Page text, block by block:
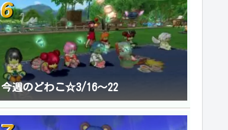
今週のどわこ☆3/16～22